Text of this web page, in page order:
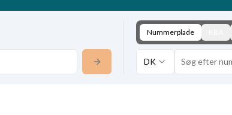
Nummerplade
DK